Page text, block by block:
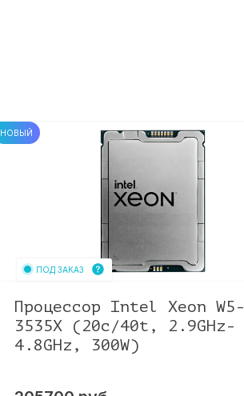
НОВЫЙ
ПОД ЗАКАЗ
Процессор Intel Xeon W5-
3535X (20c/40t, 2.9GHz-
4.8GHz, 300W)